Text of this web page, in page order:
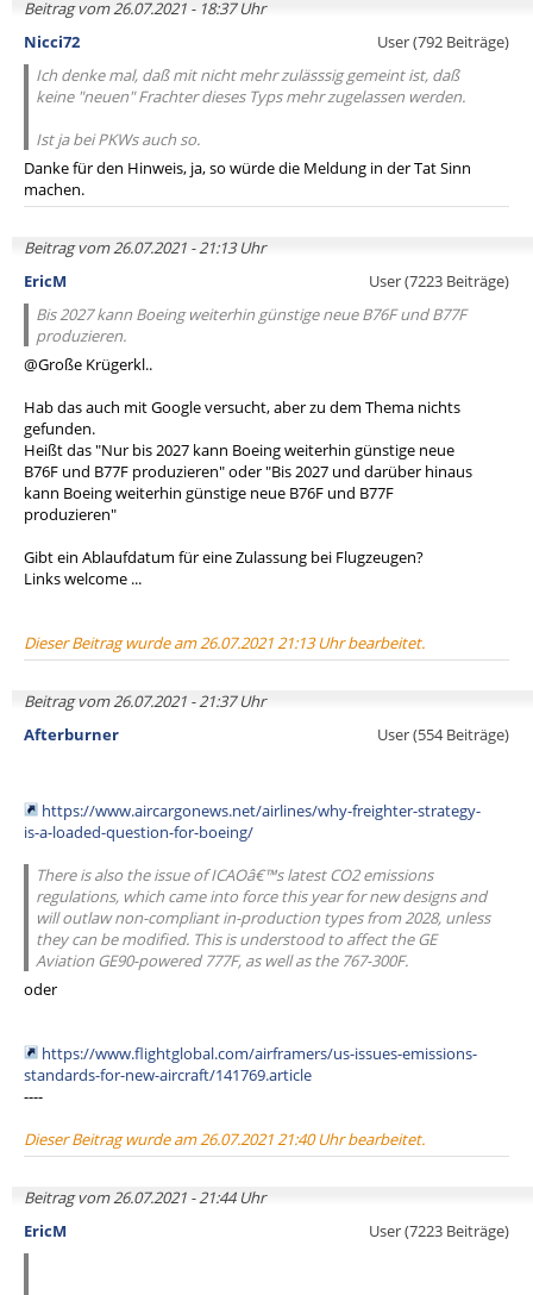
Beitrag vom 26.07.2021 - 18:37 Uhr
Nicci72
User (792 Beiträge)
Ich denke mal, daß mit nicht mehr zulässsig gemeint ist, daß
keine "neuen" Frachter dieses Typs mehr zugelassen werden.
Ist ja bei PKWs auch so.
Danke für den Hinweis, ja, so würde die Meldung in der Tat Sinn
machen.
Beitrag vom 26.07.2021 - 21:13 Uhr
EricM
User (7223 Beiträge)
Bis 2027 kann Boeing weiterhin günstige neue B76F und B77F
produzieren.
@Große Krügerkl..
Hab das auch mit Google versucht, aber zu dem Thema nichts
gefunden.
Heißt das "Nur bis 2027 kann Boeing weiterhin günstige neue
B76F und B77F produzieren" oder "Bis 2027 und darüber hinaus
kann Boeing weiterhin günstige neue B76F und B77F
produzieren"
Gibt ein Ablaufdatum für eine Zulassung bei Flugzeugen?
Links welcome ...
Dieser Beitrag wurde am 26.07.2021 21:13 Uhr bearbeitet.
Beitrag vom 26.07.2021 - 21:37 Uhr
Afterburner
User (554 Beiträge)
https://www.aircargonews.net/airlines/why-freighter-strategy-
is-a-loaded-question-for-boeing/
There is also the issue of ICAOâ€™s latest CO2 emissions
regulations, which came into force this year for new designs and
will outlaw non-compliant in-production types from 2028, unless
they can be modified. This is understood to affect the GE
Aviation GE90-powered 777F, as well as the 767-300F.
oder
https://www.flightglobal.com/airframers/us-issues-emissions-
standards-for-new-aircraft/141769.article
----
Dieser Beitrag wurde am 26.07.2021 21:40 Uhr bearbeitet.
Beitrag vom 26.07.2021 - 21:44 Uhr
EricM
User (7223 Beiträge)